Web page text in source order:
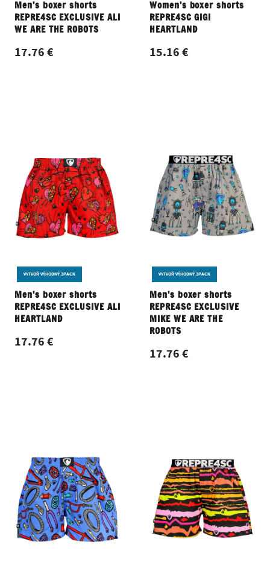
Men's boxer shorts
REPRE4SC EXCLUSIVE ALI
WE ARE THE ROBOTS
17.76 €
Women's boxer shorts
REPRE4SC GIGI
HEARTLAND
15.16 €
VYTVOŘ VÝHODNÝ 3PACK
Men's boxer shorts
REPRE4SC EXCLUSIVE ALI
HEARTLAND
17.76 €
VYTVOŘ VÝHODNÝ 3PACK
Men's boxer shorts
REPRE4SC EXCLUSIVE
MIKE WE ARE THE
ROBOTS
17.76 €